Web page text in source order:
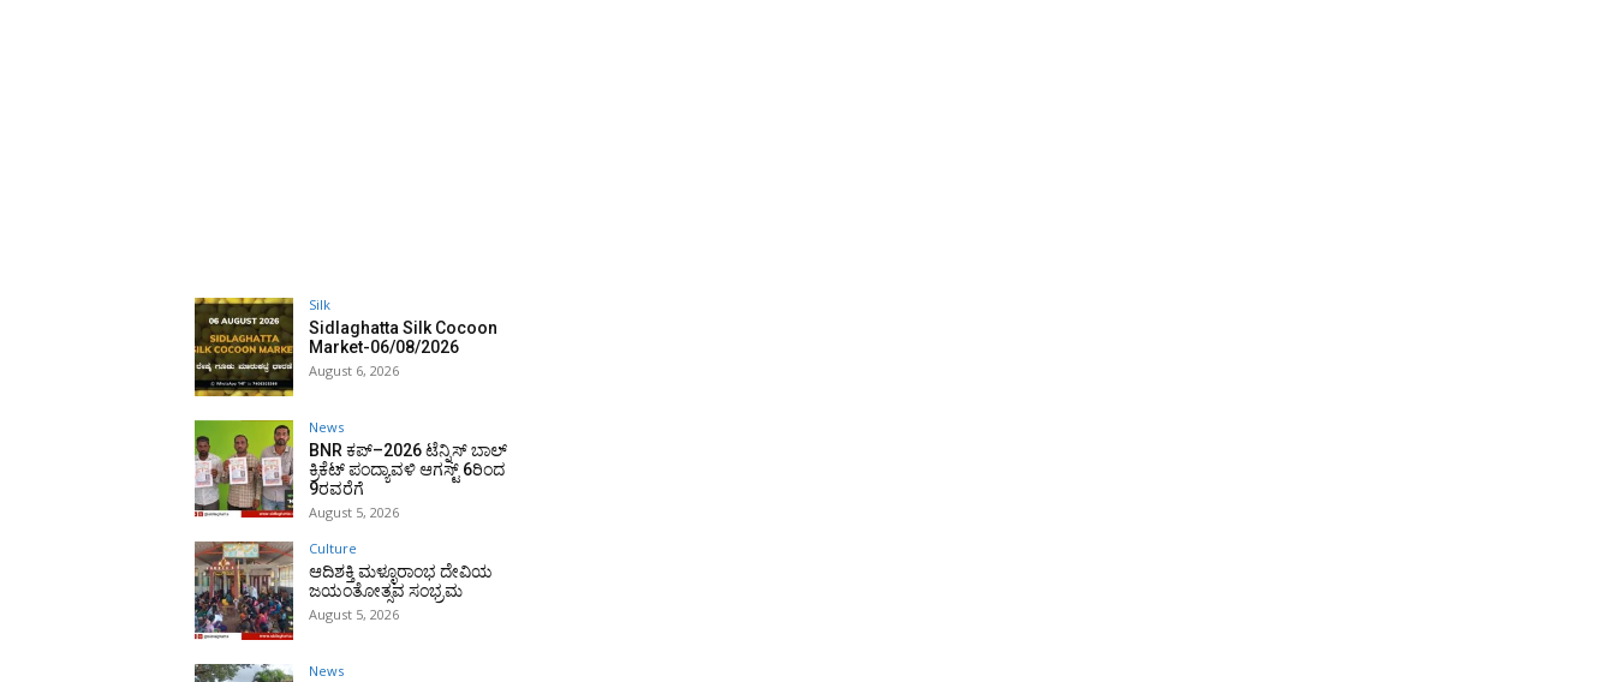
Silk
Sidlaghatta Silk Cocoon
Market-06/08/2026
August 6, 2026
News
BNR ಕಪ್–2026 ಟೆನ್ನಿಸ್ ಬಾಲ್
ಕ್ರಿಕೆಟ್ ಪಂದ್ಯಾವಳಿ ಆಗಸ್ಟ್ 6ರಿಂದ
9ರವರೆಗೆ
August 5, 2026
Culture
ಆದಿಶಕ್ತಿ ಮಳ್ಳೂರಾಂಭ ದೇವಿಯ
ಜಯಂತೋತ್ಸವ ಸಂಭ್ರಮ
August 5, 2026
News